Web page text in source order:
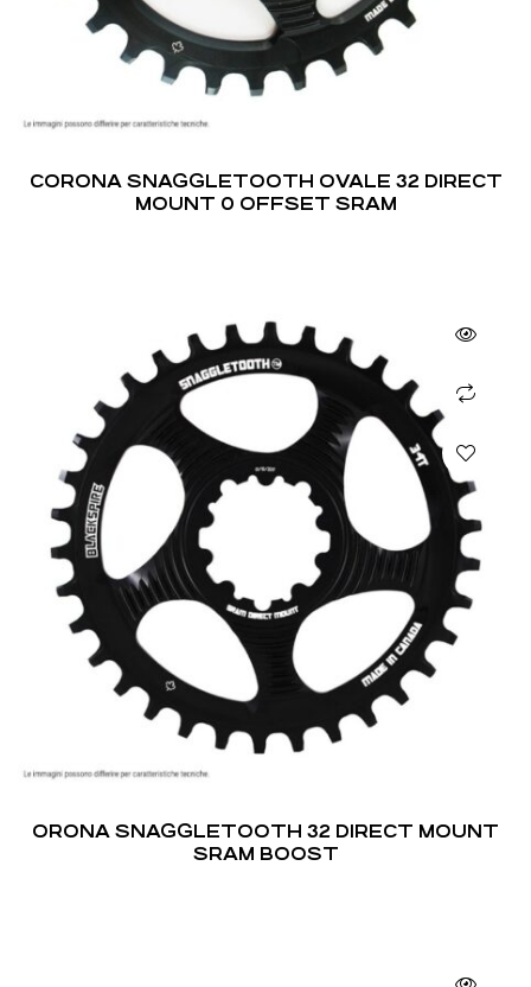
CORONA SNAGGLETOOTH OVALE 32 DIRECT
MOUNT 0 OFFSET SRAM
ORONA SNAGGLETOOTH 32 DIRECT MOUNT
SRAM BOOST